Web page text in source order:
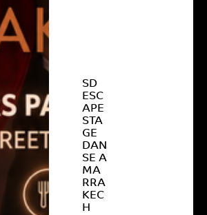
SD
ESC
APE
STA
GE
DAN
SE A
MA
RRA
KEC
H